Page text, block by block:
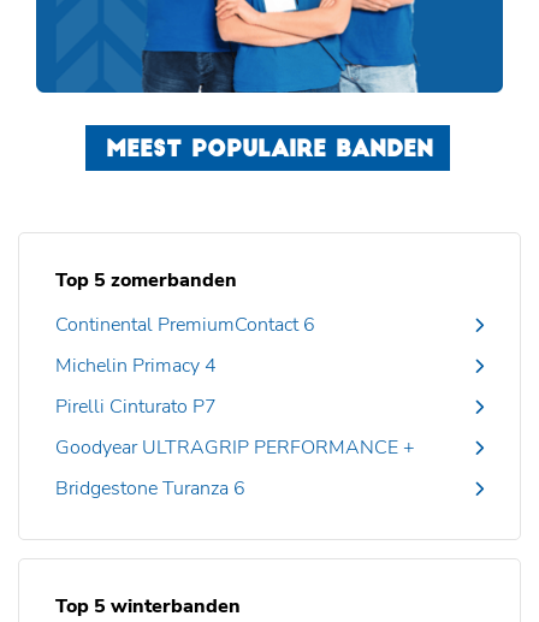
MEEST POPULAIRE BANDEN
Top 5 zomerbanden
Continental PremiumContact 6
Michelin Primacy 4
Pirelli Cinturato P7
Goodyear ULTRAGRIP PERFORMANCE +
Bridgestone Turanza 6
Top 5 winterbanden